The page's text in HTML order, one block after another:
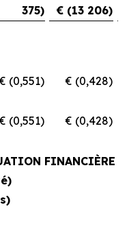
375)
€ (13 206)
(0,551) € (0,428)
(0,551) € (0,428)
FINANCIÈRE